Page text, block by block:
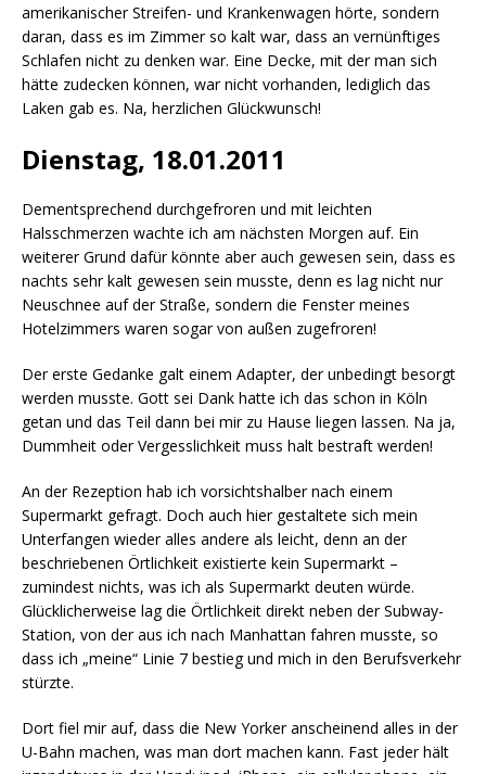
amerikanischer Streifen- und Krankenwagen hörte, sondern
daran, dass es im Zimmer so kalt war, dass an vernünftiges
Schlafen nicht zu denken war. Eine Decke, mit der man sich
hätte zudecken können, war nicht vorhanden, lediglich das
Laken gab es. Na, herzlichen Glückwunsch!
Dienstag, 18.01.2011
Dementsprechend durchgefroren und mit leichten
Halsschmerzen wachte ich am nächsten Morgen auf. Ein
weiterer Grund dafür könnte aber auch gewesen sein, dass es
nachts sehr kalt gewesen sein musste, denn es lag nicht nur
Neuschnee auf der Straße, sondern die Fenster meines
Hotelzimmers waren sogar von außen zugefroren!
Der erste Gedanke galt einem Adapter, der unbedingt besorgt
werden musste. Gott sei Dank hatte ich das schon in Köln
getan und das Teil dann bei mir zu Hause liegen lassen. Na ja,
Dummheit oder Vergesslichkeit muss halt bestraft werden!
An der Rezeption hab ich vorsichtshalber nach einem
Supermarkt gefragt. Doch auch hier gestaltete sich mein
Unterfangen wieder alles andere als leicht, denn an der
beschriebenen Örtlichkeit existierte kein Supermarkt –
zumindest nichts, was ich als Supermarkt deuten würde.
Glücklicherweise lag die Örtlichkeit direkt neben der Subway-
Station, von der aus ich nach Manhattan fahren musste, so
dass ich „meine“ Linie 7 bestieg und mich in den Berufsverkehr
stürzte.
Dort fiel mir auf, dass die New Yorker anscheinend alles in der
U-Bahn machen, was man dort machen kann. Fast jeder hält